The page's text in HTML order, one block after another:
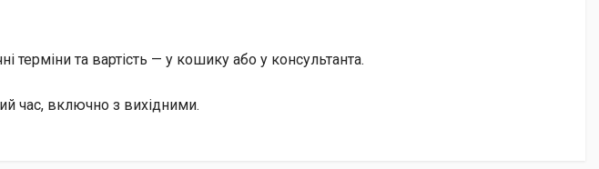
терміни та вартість — у кошику або у консультанта.
час, включно з вихідними.